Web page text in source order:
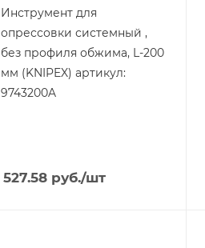
Инструмент для
опрессовки системный ,
без профиля обжима, L-200
мм (KNIPEX) артикул:
9743200A
527.58руб./шт